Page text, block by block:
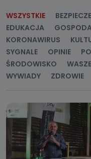
WSZYSTKIE
EDUKACJA
KORONAWIRUS
SYGNALE
OPINIE
ŚRODOWISKO
WYWIADY
ZDROWIE